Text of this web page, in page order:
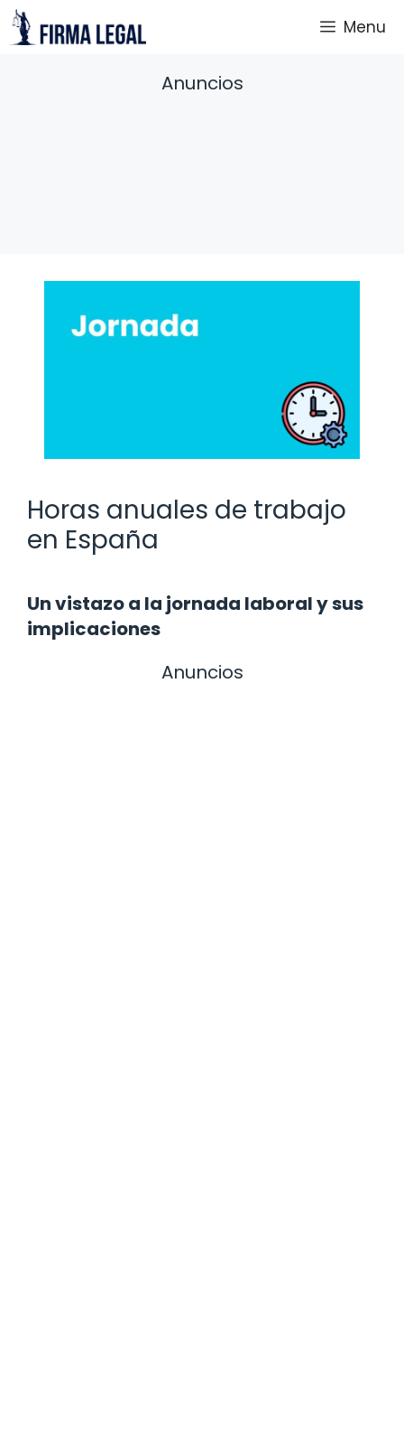
Saltar
al
Menu
Anuncios
Horas anuales de trabajo
en España
Un vistazo a la jornada laboral y sus
implicaciones
Anuncios